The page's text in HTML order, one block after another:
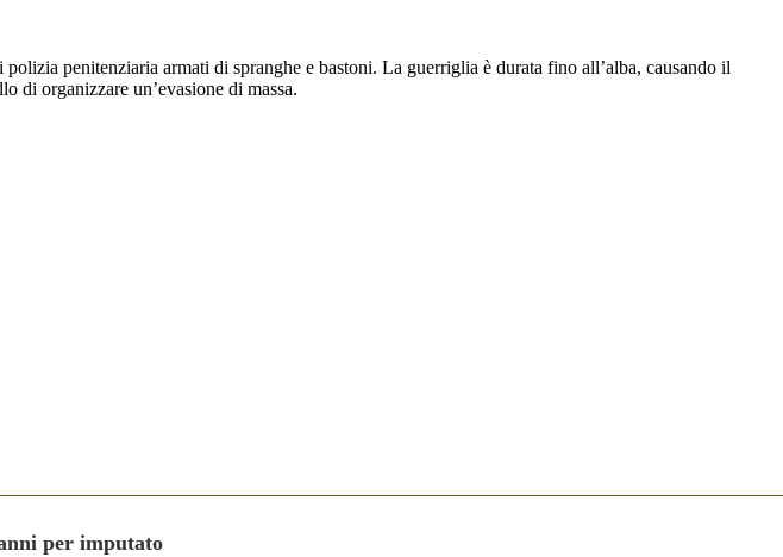
penitenziaria armati di spranghe e bastoni. La guerriglia è durata fino all’alba, causando il
di organizzare un’evasione di massa.
per imputato